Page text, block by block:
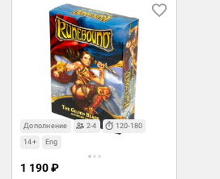
Дополнение 2-4
120-180
14+
Eng
1 190 ₽